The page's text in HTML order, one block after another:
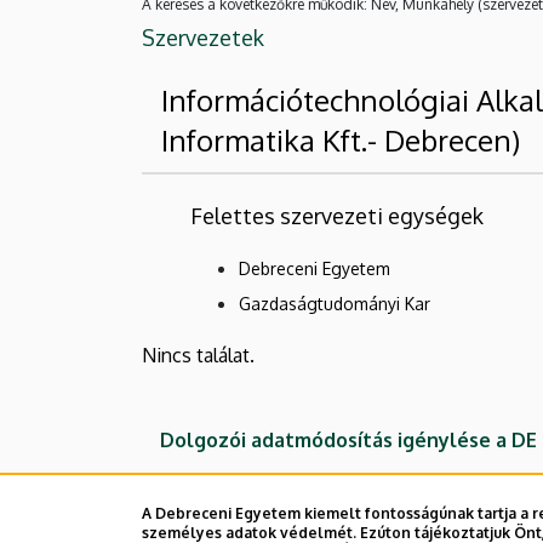
A keresés a következőkre működik: Név, Munkahely
Szervezetek
Információtechnológiai
Informatika Kft.- Debrecen)
Felettes szervezeti egységek
Debreceni Egyetem
Gazdaságtudományi Kar
Nincs találat.
Dolgozói adatmódosítás igénylése a
A Debreceni Egyetem kiemelt fontosságúnak tartja
személyes adatok védelmét. Ezúton tájékoztatjuk